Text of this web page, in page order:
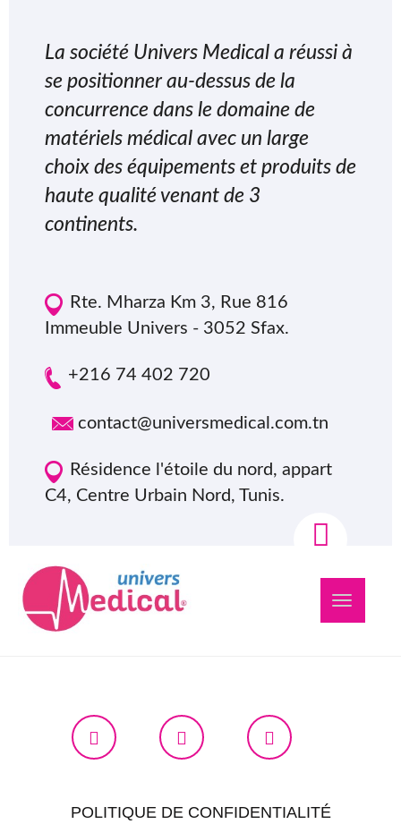
La société Univers Medical a réussi à
se positionner au-dessus de la
concurrence dans le domaine de
matériels médical avec un large
choix des équipements et produits de
haute qualité venant de 3
continents.
Rte. Mharza Km 3, Rue 816
Immeuble Univers - 3052 Sfax.
+216 74 402 720
contact@universmedical.com.tn
Résidence l'étoile du nord, appart
C4, Centre Urbain Nord, Tunis.
Navigation
POLITIQUE DE CONFIDENTIALITÉ